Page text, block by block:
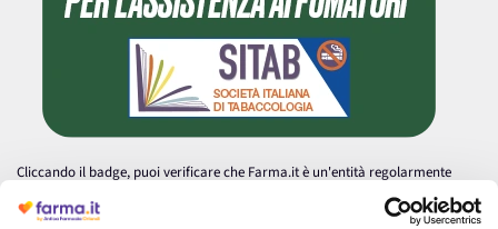
Cliccando il badge, puoi verificare che Farma.it è un'entità regolarmente
autorizzata dal Ministero della Salute a effettuare la vendita online di
medicinali.